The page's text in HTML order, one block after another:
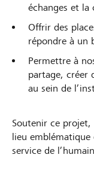
échanges et la
Offrir des
répondre à un
Permettre à
partage, créer
au sein de
Soutenir ce projet,
lieu emblématique
service de